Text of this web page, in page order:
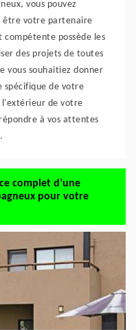
vous pouvez
être votre partenaire
possède les
des projets de toutes
vous souhaitiez donner
spécifique de votre
l'extérieur de votre
à vos attentes
complet d’une
pour votre